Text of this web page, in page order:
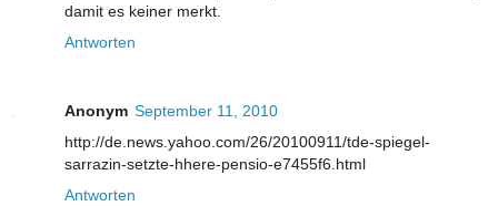
damit es keiner merkt.
Antworten
Anonym September 11, 2010
http://de.news.yahoo.com/26/20100911/tde-spiegel-
sarrazin-setzte-hhere-pensio-e7455f6.html
Antworten